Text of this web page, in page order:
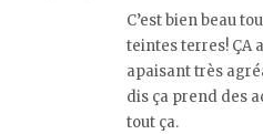
C’est bien beau
teintes terres! ÇA
apaisant très
dis ça prend des
tout ça.